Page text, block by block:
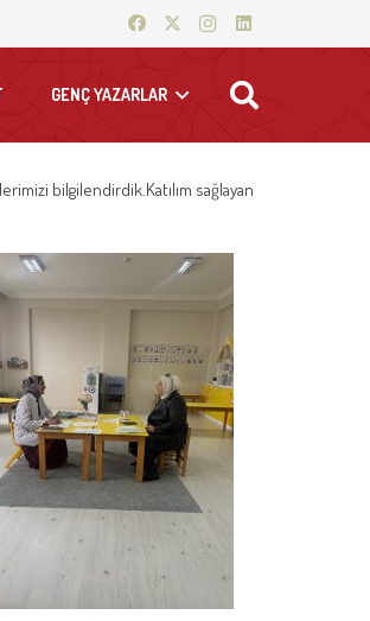
GENÇ YAZARLAR
bilgilendirdik.Katılım sağlayan